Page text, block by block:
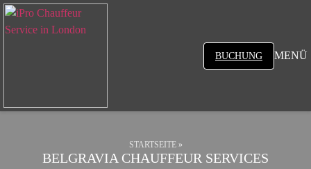
BUCHUNG MENÜ
STARTSEITE»
BELGRAVIA CHAUFFEUR SERVICES